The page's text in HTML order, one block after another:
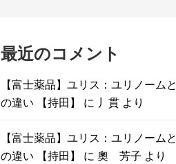
最近のコメント
【富士薬品】ユリス：ユリノームと
の違い 【持田】
に 丿貫 より
【富士薬品】ユリス：ユリノームと
の違い 【持田】
に奧 芳子 より